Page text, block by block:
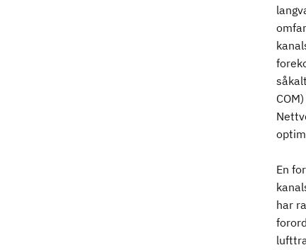
En
har